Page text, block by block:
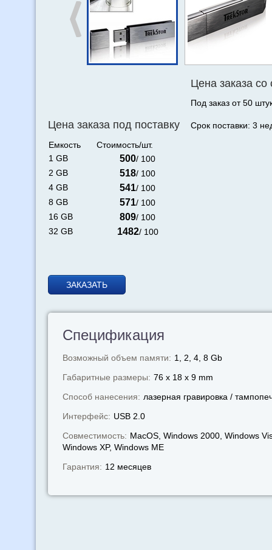
Цена заказа под поставку
Емкость
Стоимость/шт.
1 GB
500/ 100
2 GB
518/ 100
4 GB
541/ 100
8 GB
571/ 100
16 GB
809/ 100
32 GB
1482/ 100
Цена заказа со
Под заказ от 50
Срок поставки: 3
ЗАКАЗАТЬ
Спецификация
Возможный объем памяти: 1, 2, 4, 8 Gb
Габаритные размеры: 76 x 18 x 9 mm
Способ нанесения: лазерная гравировка /
Интерфейс: USB 2.0
Совместимость: MacOS, Windows 2000, Windows
Windows XP, Windows МЕ
Гарантия: 12 месяцев